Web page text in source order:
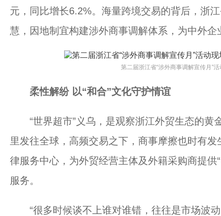
元，同比增长6.2%。海量跨境交易的背后，浙
慧，因地制宜构建涉外商事调解体系，为中外企
第二届浙江省“涉外商事调解宣传月”
柔性解纷 以“和合”文化守护情谊
“世界超市”义乌，是观察浙江外贸生态的黄
里发往全球，高频交易之下，商事摩擦也时有
律服务中心，为外贸经营主体及外籍采购商提供
服务。
“很多时候谈不上谁对谁错，往往是市场波动